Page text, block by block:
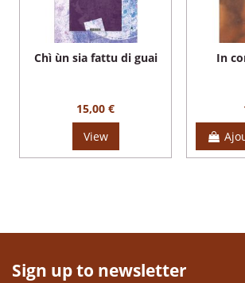
Chì ùn sia fattu di guai
15,00 €
View
In
Sign up to newsletter